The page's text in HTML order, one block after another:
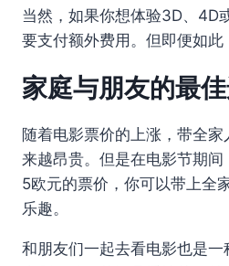
当然，如果你想体验3D、4D
要支付额外费用。但即便如此
家庭与朋友的最
随着电影票价的上涨，带全
来越昂贵。但是在电影节期
5欧元的票价，你可以带上全
乐趣。
和朋友们一起去看电影也是